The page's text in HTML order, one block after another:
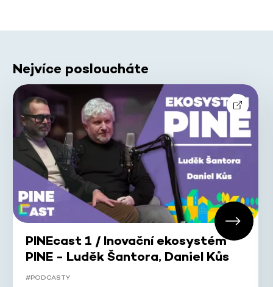
Nejvíce posloucháte
PINEcast 1 / Inovační ekosystém
PINE - Luděk Šantora, Daniel Kůs
#PODCASTY